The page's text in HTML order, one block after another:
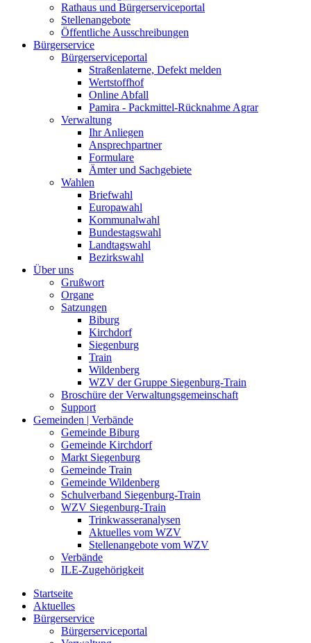
Rathaus und Bürgerserviceportal
Stellenangebote
Öffentliche Ausschreibungen
Bürgerservice
Bürgerserviceportal
Straßenlaterne, Defekt melden
Wertstoffhof
Online Abfall
Pamira - Packmittel-Rücknahme Agrar
Verwaltung
Ihr Anliegen
Ansprechpartner
Formulare
Ämter und Sachgebiete
Wahlen
Briefwahl
Europawahl
Kommunalwahl
Bundestagswahl
Landtagswahl
Bezirkswahl
Über uns
Grußwort
Organe
Satzungen
Biburg
Kirchdorf
Siegenburg
Train
Wildenberg
WZV der Gruppe Siegenburg-Train
Broschüre der Verwaltungsgemeinschaft
Support
Gemeinden | Verbände
Gemeinde Biburg
Gemeinde Kirchdorf
Markt Siegenburg
Gemeinde Train
Gemeinde Wildenberg
Schulverband Siegenburg-Train
WZV Siegenburg-Train
Trinkwasseranalysen
Aktuelles vom WZV
Stellenangebote vom WZV
Verbände
ILE-Zugehörigkeit
Startseite
Aktuelles
Bürgerservice
Bürgerserviceportal